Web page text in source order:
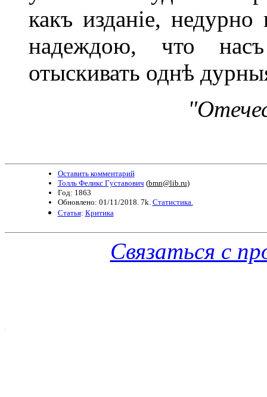
какъ изданіе,
надеждою, что
отыскивать однѣ
Оставить комментарий
Толль Феликс Густавович (bmn@lib.ru)
Год: 1863
Обновлено: 01/11/2018. 7k. Статистика.
Статья: Критика
Связаться с